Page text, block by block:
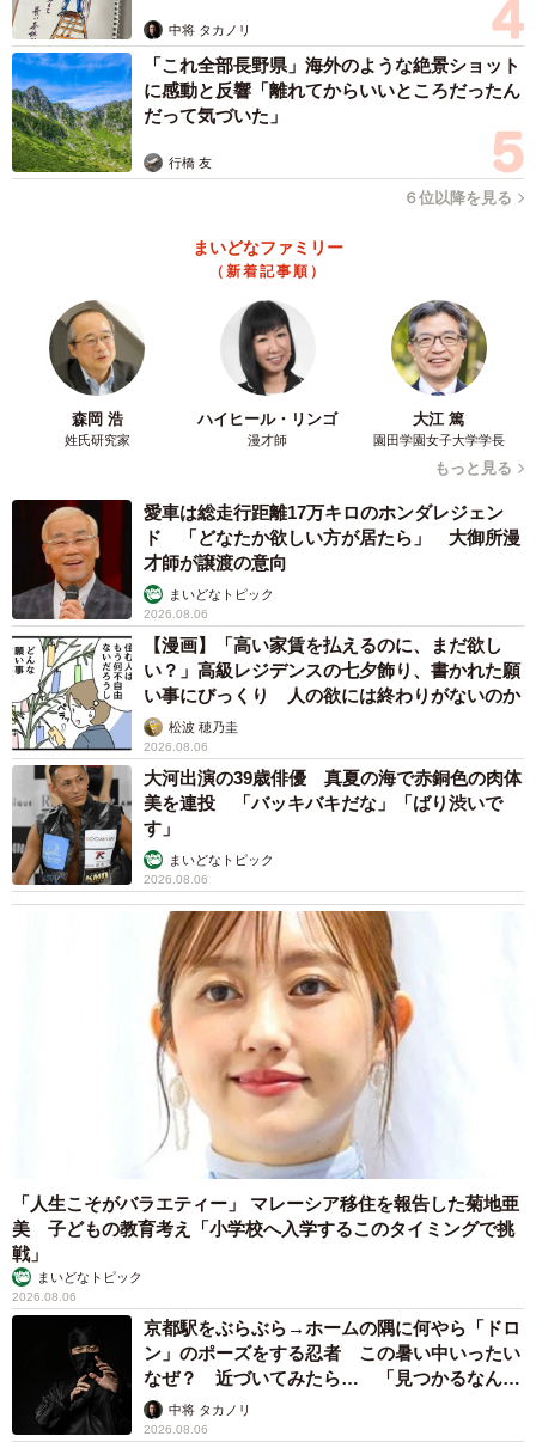
2/9
思議ですね（画像提供：Tadsさん）
幼少のモスグリーンから段々と青さが増してきて、ルリビタキらしくな
ってきたところ。青くなるのに2年は掛かるそう（画像提供：Tadsさん）
ーーほかに「青い鳥」はどんな種類がいるんですか？
「代表的なところですとカワセミ、オオルリ、コルリ、イ
ソヒヨドリです。 なかでもオオルリ、コルリ、ルリビタキ
は『瑠璃三鳥、青い鳥御三家』と呼ばれ、特に人気の高い
中将 タカノリ
「これ全部長野県」海外のような絶景ショット
に感動と反響「離れてからいいところだったん
だって気づいた」
行橋 友
６位以降を見る
まいどなファミリー
（新着記事順）
森岡 浩
姓氏研究家
ハイヒール・リンゴ
漫才師
大江 篤
園田学園女子大学学長
もっと見る
愛車は総走行距離17万キロのホンダレジェン
ド 「どなたか欲しい方が居たら」 大御所漫
才師が譲渡の意向
まいどなトピック
2026.08.06
【漫画】「高い家賃を払えるのに、まだ欲し
い？」高級レジデンスの七夕飾り、書かれた願
い事にびっくり 人の欲には終わりがないのか
松波 穂乃圭
2026.08.06
大河出演の39歳俳優 真夏の海で赤銅色の肉体
美を連投 「バッキバキだな」「ばり渋いで
す」
まいどなトピック
2026.08.06
「人生こそがバラエティー」 マレーシア移住を報告した菊地亜
美 子どもの教育考え「小学校へ入学するこのタイミングで挑
戦」
まいどなトピック
2026.08.06
京都駅をぶらぶら→ホームの隅に何やら「ドロ
ン」のポーズをする忍者 この暑い中いったい
なぜ？ 近づいてみたら… 「見つかるなんて
未熟」中将 タカノリ
2026.08.06